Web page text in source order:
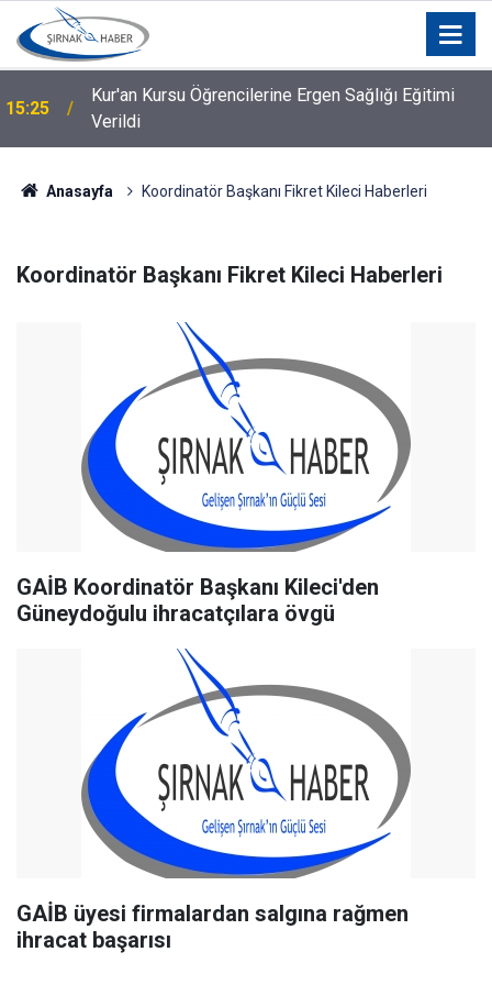
15:25
Kur'an Kursu Öğrencilerine Ergen Sağlığı Eğitimi
Verildi
Anasayfa Koordinatör Başkanı Fikret Kileci Haberleri
Koordinatör Başkanı Fikret Kileci Haberleri
GAİB Koordinatör Başkanı Kileci'den
Güneydoğulu ihracatçılara övgü
GAİB üyesi firmalardan salgına rağmen
ihracat başarısı